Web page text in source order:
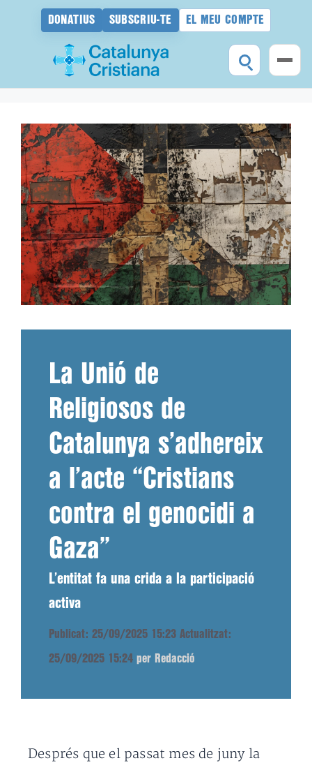
DONATIUS SUBSCRIU-TE EL MEU COMPTE
contingut
La Unió de
Religiosos de
Catalunya s’adhereix
a l’acte “Cristians
contra el genocidi a
Gaza”
L’entitat fa una crida a la participació
activa
Publicat: 25/09/2025 15:23 Actualitzat:
25/09/2025 15:24 per Redacció
Després que el passat mes de juny la